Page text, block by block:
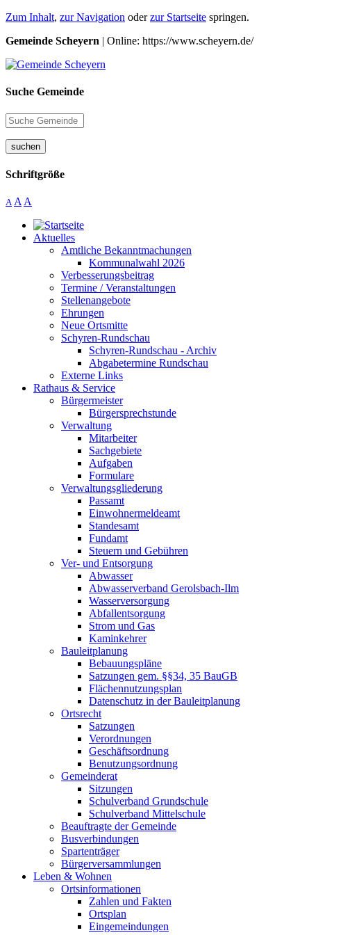
Zum Inhalt, zur Navigation oderzur Startseite springen.
Gemeinde Scheyern | Online: https://www.scheyern.de/
Suche Gemeinde
suchen
Schriftgröße
A A A
Aktuelles
Amtliche Bekanntmachungen
Kommunalwahl 2026
Verbesserungsbeitrag
Termine / Veranstaltungen
Stellenangebote
Ehrungen
Neue Ortsmitte
Schyren-Rundschau
Schyren-Rundschau - Archiv
Abgabetermine Rundschau
Externe Links
Rathaus & Service
Bürgermeister
Bürgersprechstunde
Verwaltung
Mitarbeiter
Sachgebiete
Aufgaben
Formulare
Verwaltungsgliederung
Passamt
Einwohnermeldeamt
Standesamt
Fundamt
Steuern und Gebühren
Ver- und Entsorgung
Abwasser
Abwasserverband Gerolsbach-Ilm
Wasserversorgung
Abfallentsorgung
Strom und Gas
Kaminkehrer
Bauleitplanung
Bebauungspläne
Satzungen gem. §§34, 35 BauGB
Flächennutzungsplan
Datenschutz in der Bauleitplanung
Ortsrecht
Satzungen
Verordnungen
Geschäftsordnung
Benutzungsordnung
Gemeinderat
Sitzungen
Schulverband Grundschule
Schulverband Mittelschule
Beauftragte der Gemeinde
Busverbindungen
Spartenträger
Bürgerversammlungen
Leben & Wohnen
Ortsinformationen
Zahlen und Fakten
Ortsplan
Eingemeindungen